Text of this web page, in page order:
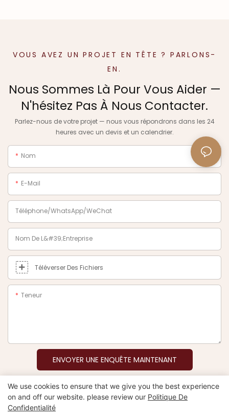
VOUS AVEZ UN PROJET EN TÊTE ? PARLONS-
EN.
Nous Sommes Là Pour Vous Aider —
N'hésitez Pas À Nous Contacter.
Parlez-nous de votre projet — nous vous répondrons dans les 24
heures avec un devis et un calendrier.
Nom
E-Mail
Téléphone/WhatsApp/WeChat
Nom De L&#39;entreprise
Téléverser Des Fichiers
Teneur
ENVOYER UNE ENQUÊTE MAINTENANT
Copyright © 2026 Xiamen Nifer Electronics Co., Ltd -
We use cookies to ensure that we give you the best experience
on and off our website. please review our Politique De
Confidentialité